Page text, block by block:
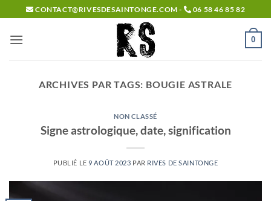
Passer
au
contenu
CONTACT@RIVESDESAINTONGE.COM - 06 58 46 85 82
0
ARCHIVES PAR TAGS: BOUGIE ASTRALE
NON CLASSÉ
Signe astrologique, date, signification
PUBLIÉ LE9 AOÛT 2023 PAR RIVES DE SAINTONGE